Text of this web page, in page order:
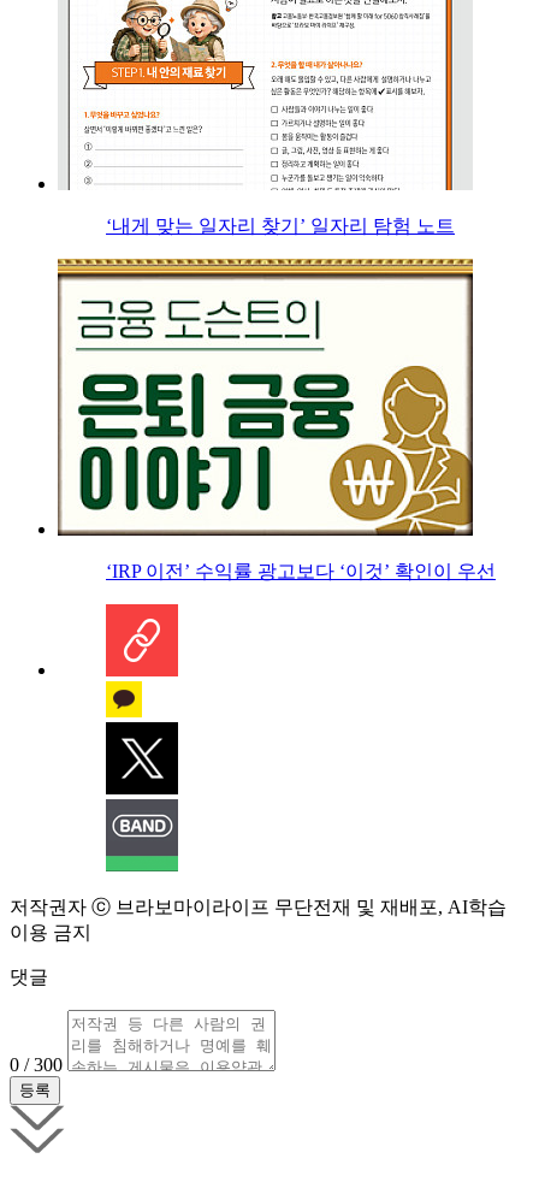
‘내게 맞는 일자리 찾기’ 일자리 탐험 노트
‘IRP 이전’ 수익률 광고보다 ‘이것’ 확인이 우선
저작권자 ⓒ 브라보마이라이프 무단전재 및 재배포, AI학습
이용 금지
댓글
0 / 300